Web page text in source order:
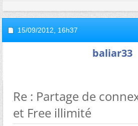
15/09/2012, 16h37
baliar33
Re : Partage de
et Free illimité